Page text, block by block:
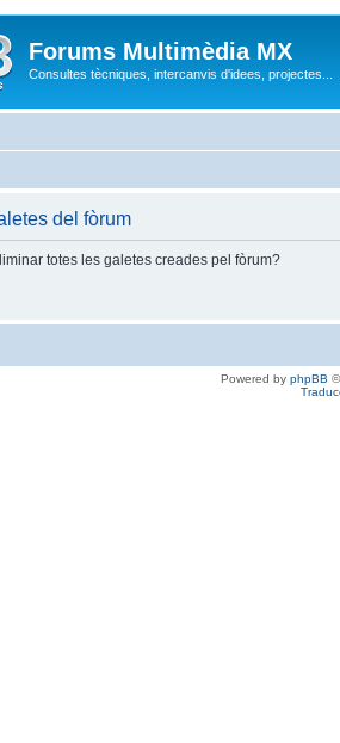
Forums Multimèdia MX
Consultes tècniques, intercanvis d'idees, projectes...
del fòrum
totes les galetes creades pel fòrum?
Powered by phpBB